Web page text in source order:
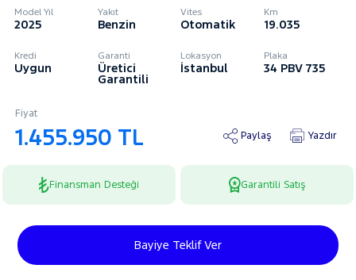
Model Yıl
2025
Yakıt
Benzin
Vites
Otomatik
Km
19.035
Kredi
Uygun
Garanti
Üretici
Garantili
Lokasyon
İstanbul
Plaka
34 PBV 735
Fiyat
1.455.950 TL Paylaş Yazdır
Finansman Desteği Garantili Satış
Bayiye Teklif Ver